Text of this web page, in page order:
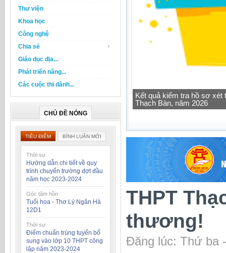
Thư viện
Khoa học
Công nghệ
Chia sẻ
Giáo dục địa...
Phát triển năng...
Các cuộc thi dành...
CHỦ ĐỀ NÓNG
TIÊU ĐIỂM BÌNH LUẬN MỚI
Thời sự
Hướng dẫn chi tiết về quy
trình chuyển trường đợt đầu
năm học 2023-2024
Góc tâm hồn
Tuổi hoa - Thơ Lý Ngân Hà
12D1
Thời sự
Điểm chuẩn trúng tuyển bổ
sung vào lớp 10 THPT công
lập năm 2023-2024
Kết quả kiểm tra hồ sơ
Thạch Bàn, năm 2026
Tra cứu thông tin lớp học
THPT
thương!
Đăng lúc: Thứ ba